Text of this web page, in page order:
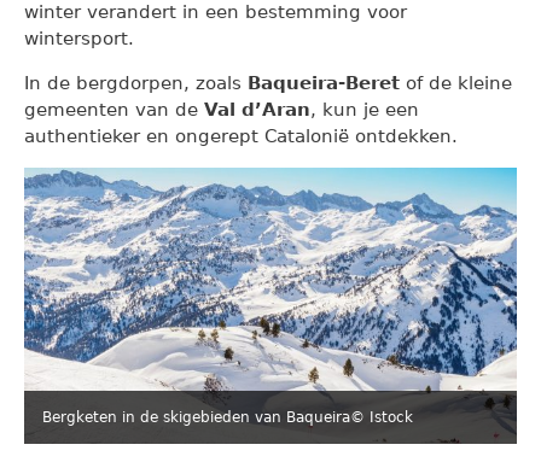
winter verandert in een bestemming voor
wintersport.
In de bergdorpen, zoals Baqueira-Beret of de kleine
gemeenten van de Val d’Aran, kun je een
authentieker en ongerept Catalonië ontdekken.
Bergketen in de skigebieden van Baqueira© Istock